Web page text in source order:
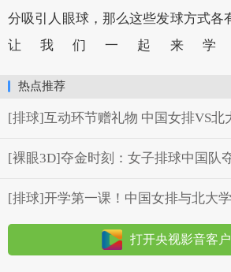
分吸引人眼球，那么这些发球方式各
让我们一起来学
热点推荐
[排球]互动环节赠礼物 中国女排VS北
[裸眼3D]夺金时刻：女子排球中国队
[排球]开学第一课！中国女排与北大
打开央视影音客